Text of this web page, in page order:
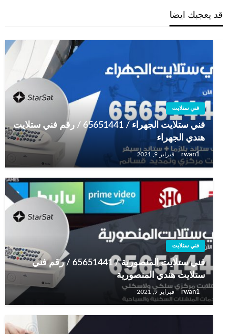
قد يعجبك ايضا
فني ستلايت
فني ستلايت الجهراء / 65651441 / رقم فني ستلايت
هندي الجهراء
rwan1 فبراير 9, 2021
فني ستلايت
فني ستلايت المنصورية / 65651441 / رقم فني
ستلايت هندي المنصورية
rwan1 فبراير 9, 2021